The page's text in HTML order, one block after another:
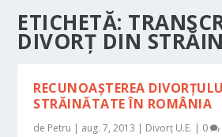
ETICHETĂ:
DIVORȚ DIN
RECUNOAȘTEREA
STRĂINĂTATE ÎN ROMÂNIA
de Petru | aug. 7, 2013 | Divorț U.E. | 0